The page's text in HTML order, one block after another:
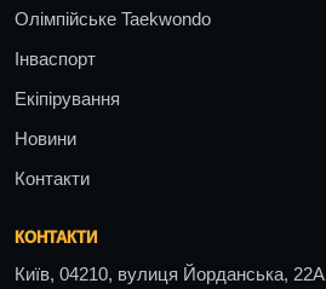
Олімпійське Taekwondo
Інваспорт
Екіпірування
Новини
Контакти
КОНТАКТИ
Київ, 04210, вулиця Йорданська, 22А